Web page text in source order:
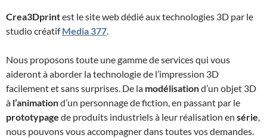
Crea3Dprintest le site web dédié aux technologies 3D par le
studio créatifMedia 377.
Nous proposons toute une gamme de services qui vous
aideront à aborder la technologie de l’impression 3D
facilement et sans surprises. De la modélisationd’un objet 3D
à l’animationd’un personnage de fiction, en passant par le
prototypage de produits industriels à leur réalisation en série,
nous pouvons vous accompagner dans toutes vos demandes.